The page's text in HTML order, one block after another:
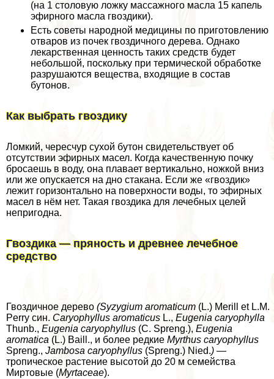
(на 1 столовую ложку массажного масла 15 капель
эфирного масла гвоздики).
Есть советы народной медицины по приготовлению
отваров из почек гвоздичного дерева. Однако
лекарственная ценность таких средств будет
небольшой, поскольку при термической обработке
разрушаются вещества, входящие в состав
бутонов.
Как выбрать гвоздику
Ломкий, чересчур сухой бутон свидетельствует об
отсутствии эфирных масел. Когда качественную почку
бросаешь в воду, она плавает вертикально, ножкой вниз
или же опускается на дно стакана. Если же «гвоздик»
лежит горизонтально на поверхности воды, то эфирных
масел в нём нет. Такая гвоздика для лечебных целей
непригодна.
Гвоздика — пряность и древнее лечебное
средство
Гвоздичное дерево (Syzygium aromaticum (L.) Merill et L.M.
Perry син. Саrуophyllus aromaticus L., Eugenia caryophylla
Thunb., Eugenia caryophyllus (C. Spreng.), Eugenia
aromatica (L.) Baill., и более редкие Myrthus caryophyllus
Spreng., Jambosa caryophyllus (Spreng.) Nied.) —
тропическое растение высотой до 20 м семейства
Миртовые (Муrtacеае).